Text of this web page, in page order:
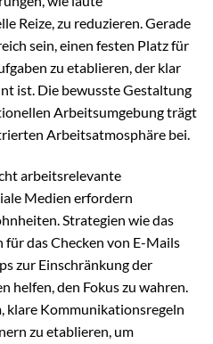
Reize, zu reduzieren. Gerade
sein, einen festen Platz für
zu etablieren, der klar
ist. Die bewusste Gestaltung
Arbeitsumgebung trägt
Arbeitsatmosphäre bei.
arbeitsrelevante
Medien erfordern
Strategien wie das
für das Checken von E-Mails
zur Einschränkung der
helfen, den Fokus zu wahren.
klare Kommunikationsregeln
zu etablieren, um